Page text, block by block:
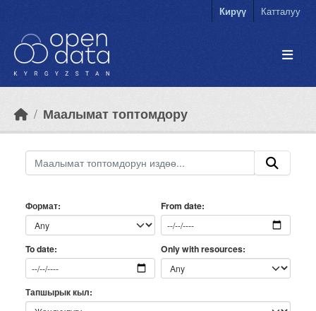
Кирүү Катталуу
Маалымат топтомдору
Формат From date
To date Only with resources
Тапшырык кыл